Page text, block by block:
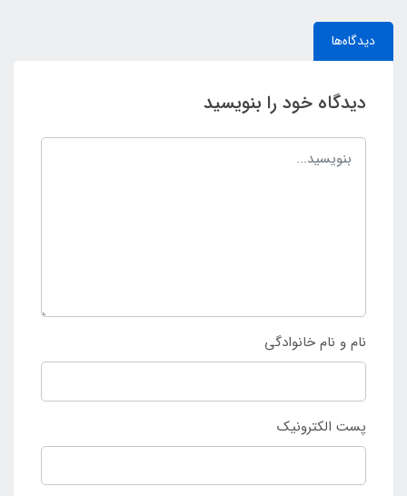
دیدگاه‌ها
دیدگاه خود را بنویسید
نام و نام خانوادگی
پست الکترونیک